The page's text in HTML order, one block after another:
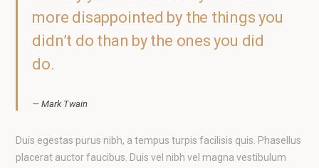
more disappointed by the things you
didn’t do than by the ones you did
do.
— Mark Twain
Duis egestas purus nibh, a tempus turpis facilisis quis. Phasellus
placerat auctor faucibus. Duis vel nibh vel magna vestibulum